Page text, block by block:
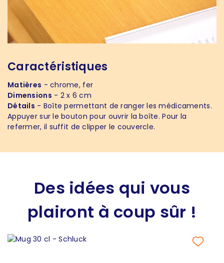
Caractéristiques
Matières - chrome, fer
Dimensions - 2 x 6 cm
Détails - Boîte permettant de ranger les médicaments.
Appuyer sur le bouton pour ouvrir la boîte. Pour la
refermer, il suffit de clipper le couvercle.
Des idées qui vous
plairont à coup sûr !